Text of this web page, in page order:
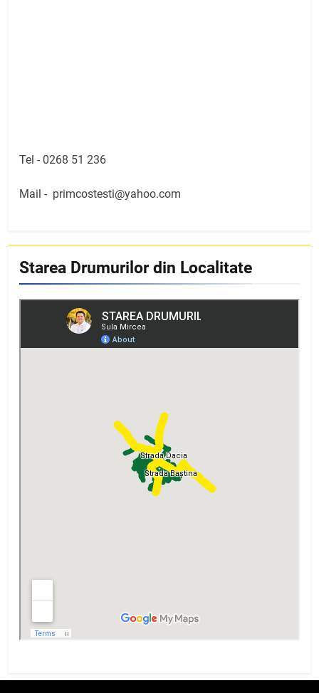
Tel - 0268 51 236
Mail - primcostesti@yahoo.com
Starea Drumurilor din Localitate